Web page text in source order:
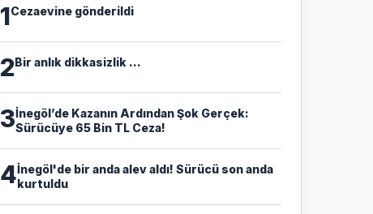
1Cezaevine gönderildi
2Bir anlık dikkasizlik ...
3​İnegöl’de Kazanın Ardından Şok Gerçek:
Sürücüye 65 Bin TL Ceza!
4İnegöl'de bir anda alev aldı! Sürücü son anda
kurtuldu